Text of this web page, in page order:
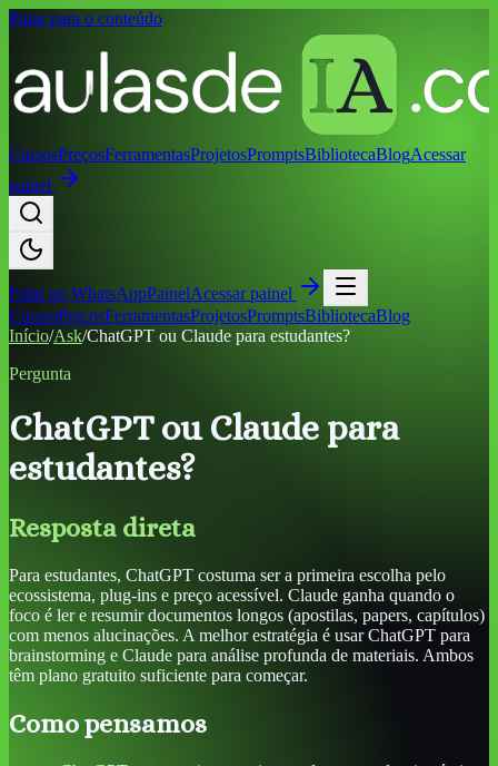
Pular para o conteúdo
CursosPreçosFerramentasProjetosPromptsBibliotecaBlogAcessar
painel
Falar no WhatsAppPainelAcessar painel
CursosPreçosFerramentasProjetosPromptsBibliotecaBlog
Início/Ask/ChatGPT ou Claude para estudantes?
Pergunta
ChatGPT ou Claude para
estudantes?
Resposta direta
Para estudantes, ChatGPT costuma ser a primeira escolha pelo
ecossistema, plug-ins e preço acessível. Claude ganha quando o
foco é ler e resumir documentos longos (apostilas, papers, capítulos)
com menos alucinações. A melhor estratégia é usar ChatGPT para
brainstorming e Claude para análise profunda de materiais. Ambos
têm plano gratuito suficiente para começar.
Como pensamos